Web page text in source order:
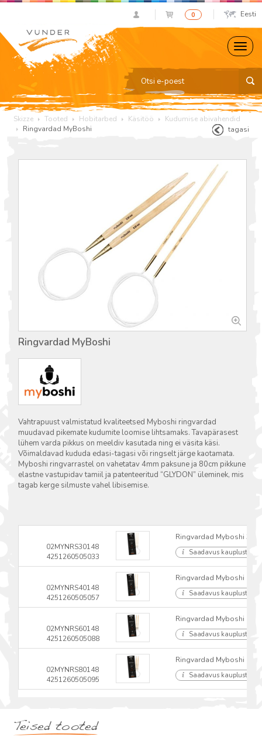
0 Eesti
Skizze Tooted Hobitarbed Käsitöö
Kudumise abivahendid
Ringvardad MyBoshi
tagasi
Ringvardad MyBoshi
Vahtrapuust valmistatud kvaliteetsed Myboshi ringvardad
muudavad pikemate kudumite loomise lihtsamaks. Tavapärasest
lühem varda pikkus on meeldiv kasutada ning ei väsita käsi.
Võimaldavad kududa edasi-tagasi või ringselt järge kaotamata.
Myboshi ringvarrastel on vahetatav 4mm paksune ja 80cm pikkune
elastne vastupidav tamiil ja patenteeritud “GLYDON” üleminek, mis
tagab kerge silmuste vahel libisemise.
02MYNRS30148
4251260505033
Ringvardad Myboshi
Saadavus kauplustes
02MYNRS40148
4251260505057
Ringvardad Myboshi
Saadavus kauplustes
02MYNRS60148
4251260505088
Ringvardad Myboshi
Saadavus kauplustes
02MYNRS80148
4251260505095
Ringvardad Myboshi
Saadavus kauplustes
Teised tooted